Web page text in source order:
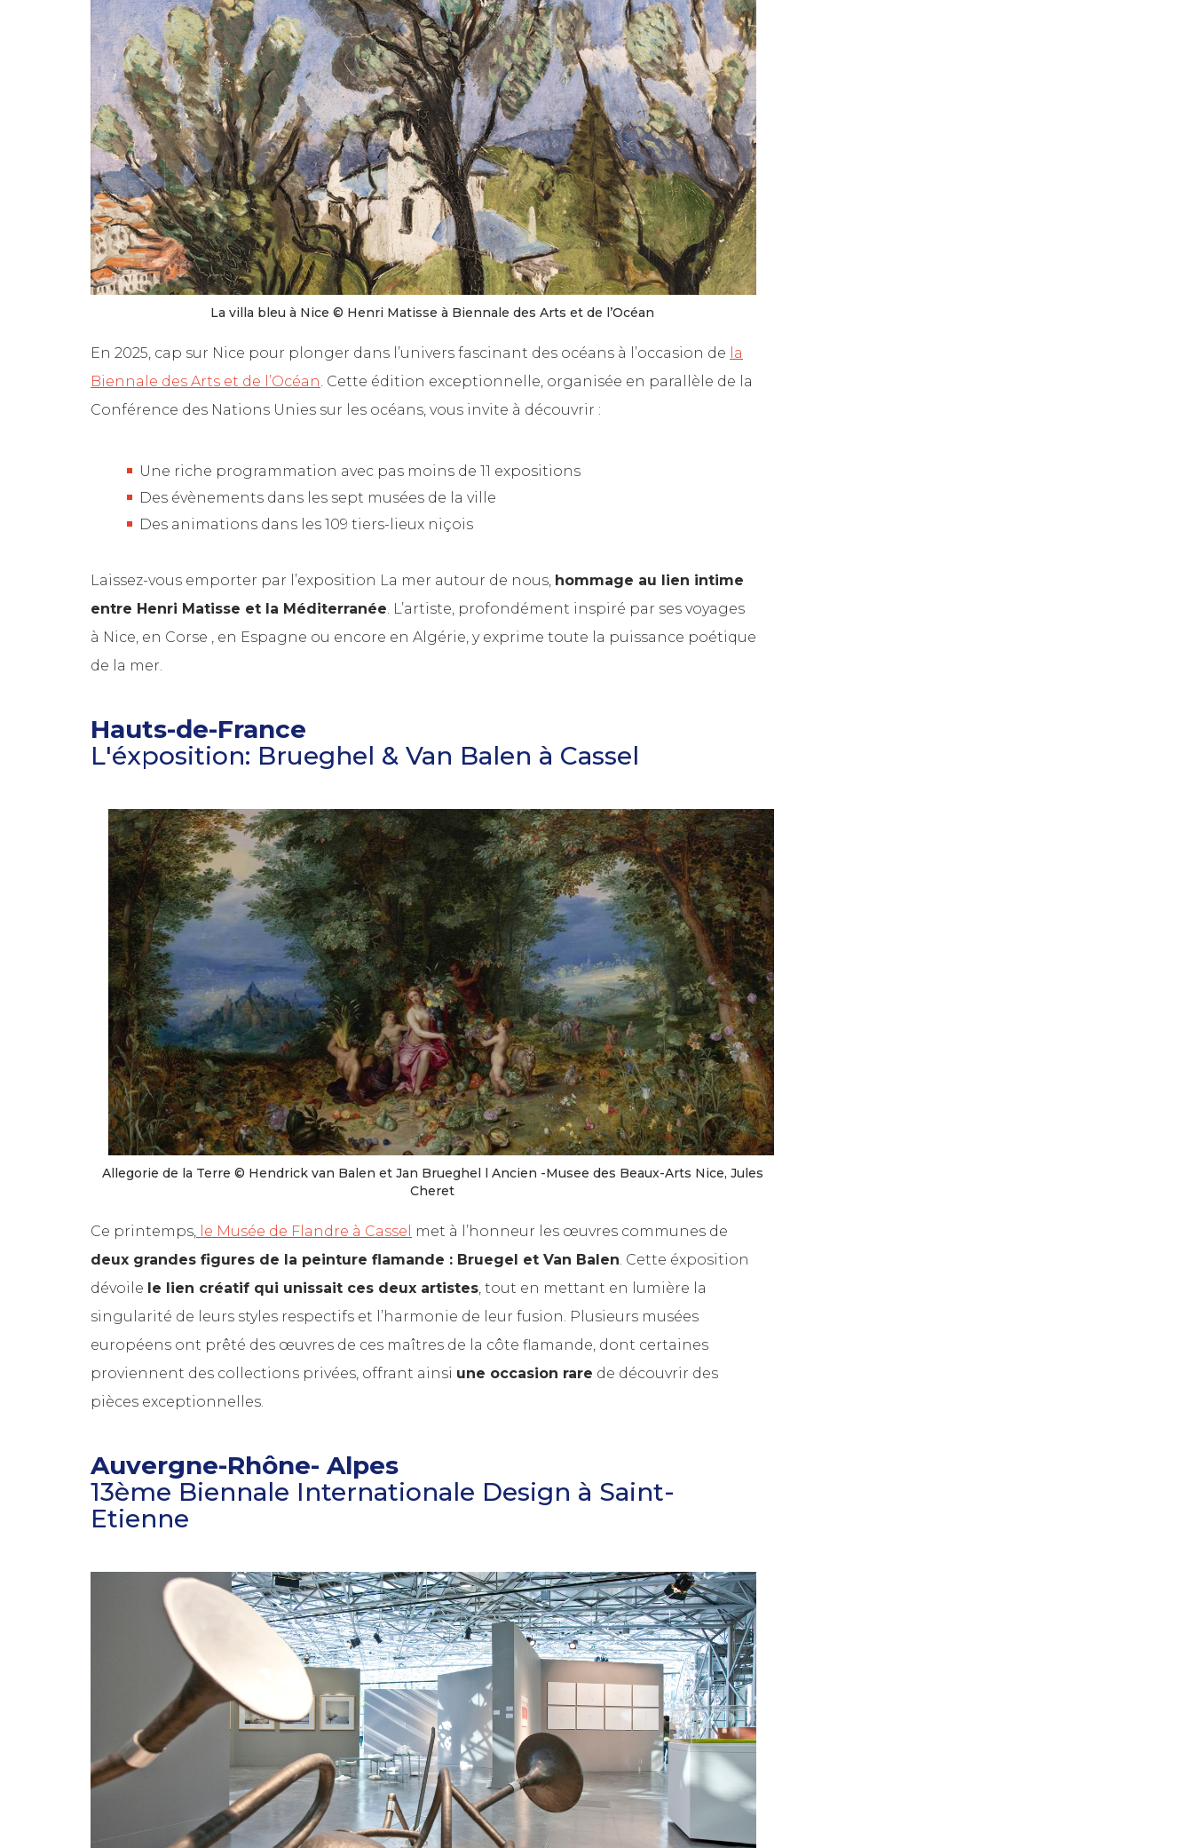
La villa bleu à Nice © Henri Matisse à Biennale des Arts et de l’Océan
En 2025, cap sur Nice pour plonger dans l’univers fascinant des océans à l’occasion de la
Biennale des Arts et de l’Océan. Cette édition exceptionnelle, organisée en parallèle de la
Conférence des Nations Unies sur les océans, vous invite à découvrir :
Une riche programmation avec pas moins de 11 expositions
Des évènements dans les sept musées de la ville
Des animations dans les 109 tiers-lieux niçois
Laissez-vous emporter par l’exposition La mer autour de nous, hommage au lien intime
entre Henri Matisse et la Méditerranée. L’artiste, profondément inspiré par ses voyages
à Nice, en Corse , en Espagne ou encore en Algérie, y exprime toute la puissance poétique
de la mer.
Hauts-de-France
L'éxposition: Brueghel & Van Balen à Cassel
Allegorie de la Terre © Hendrick van Balen et Jan Brueghel l Ancien -Musee des Beaux-Arts Nice, Jules
Cheret
Ce printemps, le Musée de Flandre à Cassel
met à l’honneur les œuvres communes de
deux grandes figures de la peinture flamande : Bruegel et Van Balen. Cette éxposition
dévoile le lien créatif qui unissait ces deux artistes, tout en mettant en lumière la
singularité de leurs styles respectifs et l’harmonie de leur fusion. Plusieurs musées
européens ont prêté des œuvres de ces maîtres de la côte flamande, dont certaines
proviennent des collections privées, offrant ainsi une occasion rare de découvrir des
pièces exceptionnelles.
Auvergne-Rhône- Alpes
13ème Biennale Internationale Design à Saint-
Etienne